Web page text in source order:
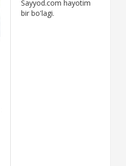
Sayyod.com hayotim
bir bo'lagi.